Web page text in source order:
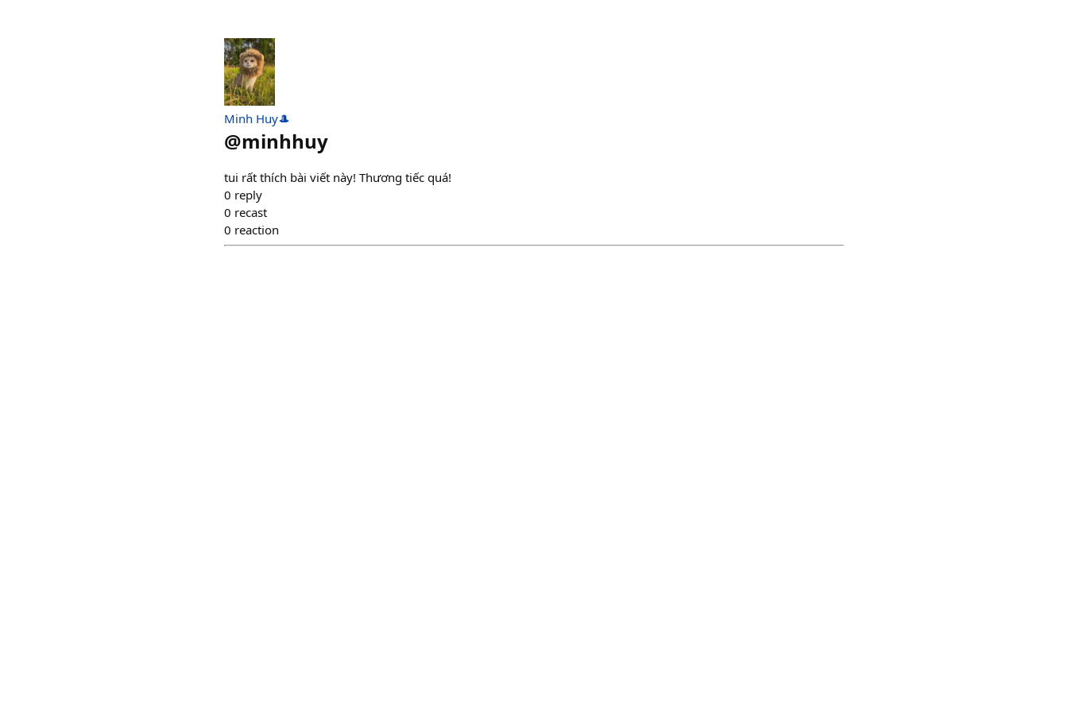
Minh Huy🎩
@minhhuy
tui rất thích bài viết này! Thương tiếc quá!
0 reply
0 recast
0 reaction